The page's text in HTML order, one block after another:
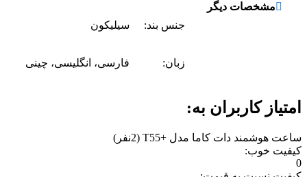
مشخصات دیگر
جنس بند: سیلیکون
زبان‌: فارسی، انگلیسی، چینی
امتیاز کاربران به:
ساعت هوشمند دات کاما مدل +T55
(2نفر)
کیفیت خوب:
0